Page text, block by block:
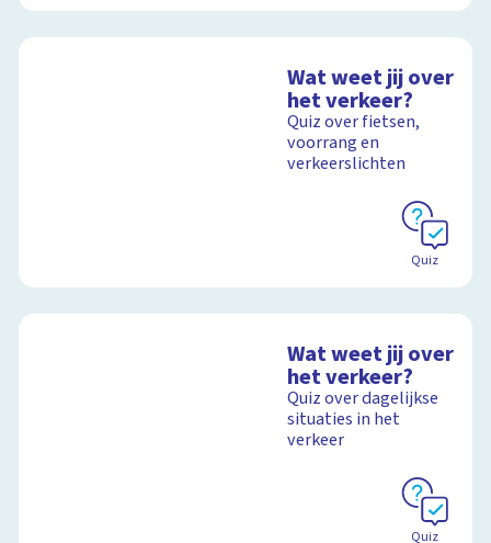
Wat weet jij over
het verkeer?
Quiz over fietsen,
voorrang en
verkeerslichten
Quiz
Wat weet jij over
het verkeer?
Quiz over dagelijkse
situaties in het
verkeer
Quiz